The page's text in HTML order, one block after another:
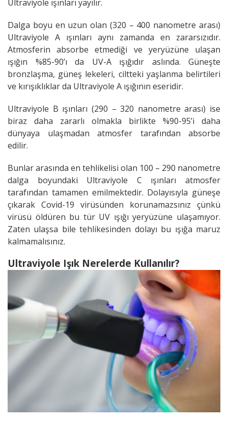
Ultraviyole ışınları yayılır.
Dalga boyu en uzun olan (320 – 400 nanometre arası)
Ultraviyole A ışınları aynı zamanda en zararsızıdır.
Atmosferin absorbe etmediği ve yeryüzüne ulaşan
ışığın %85-90’ı da UV-A ışığıdır aslında. Güneşte
bronzlaşma, güneş lekeleri, ciltteki yaşlanma belirtileri
ve kırışıklıklar da Ultraviyole A ışığının eseridir.
Ultraviyole B ışınları (290 – 320 nanometre arası) ise
biraz daha zararlı olmakla birlikte %90-95’i daha
dünyaya ulaşmadan atmosfer tarafından absorbe
edilir.
Bunlar arasında en tehlikelisi olan 100 – 290 nanometre
dalga boyundaki Ultraviyole C ışınları atmosfer
tarafından tamamen emilmektedir. Dolayısıyla güneşe
çıkarak Covid-19 virüsünden korunamazsınız çünkü
virüsü öldüren bu tür UV ışığı yeryüzüne ulaşamıyor.
Zaten ulaşsa bile tehlikesinden dolayı bu ışığa maruz
kalmamalısınız.
Ultraviyole Işık Nerelerde Kullanılır?